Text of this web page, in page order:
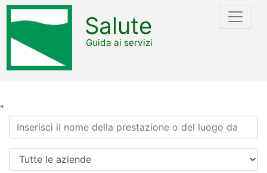
"
Salute
Guida ai servizi
Ricerca
Azienda